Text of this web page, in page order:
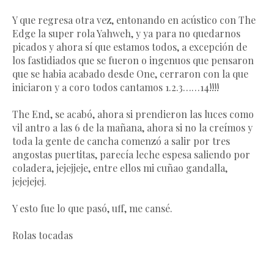
Y que regresa otra vez, entonando en acústico con The
Edge la super rola Yahweh, y ya para no quedarnos
picados y ahora sí que estamos todos, a excepción de
los fastidiados que se fueron o ingenuos que pensaron
que se habia acabado desde One, cerraron con la que
iniciaron y a coro todos cantamos 1.2.3……14!!!!
The End, se acabó, ahora si prendieron las luces como
vil antro a las 6 de la mañana, ahora si no la creímos y
toda la gente de cancha comenzó a salir por tres
angostas puertitas, parecía leche espesa saliendo por
coladera, jejejjeje, entre ellos mi cuñao gandalla,
jejejejej.
Y esto fue lo que pasó, uff, me cansé.
Rolas tocadas